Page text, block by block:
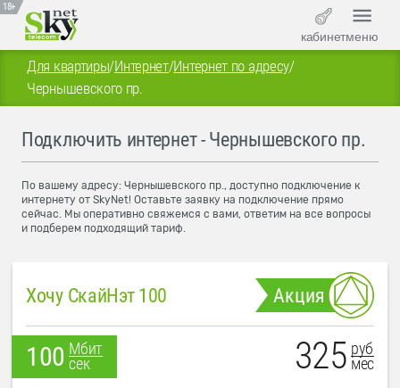
18+
кабинетменю
Для квартиры/Интернет/Интернет по адресу/
Чернышевского пр.
Подключить интернет - Чернышевского пр.
По вашему адресу: Чернышевского пр., доступно подключение к
интернету от SkyNet! Оставьте заявку на подключение прямо
сейчас. Мы оперативно свяжемся с вами, ответим на все вопросы
и подберем подходящий тариф.
Хочу СкайНэт 100 Акция
100 Мбит
сек
325 руб
мес